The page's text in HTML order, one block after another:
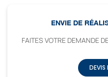
ENVIE DE
FAITES VOTRE DEMANDE
DEVIS